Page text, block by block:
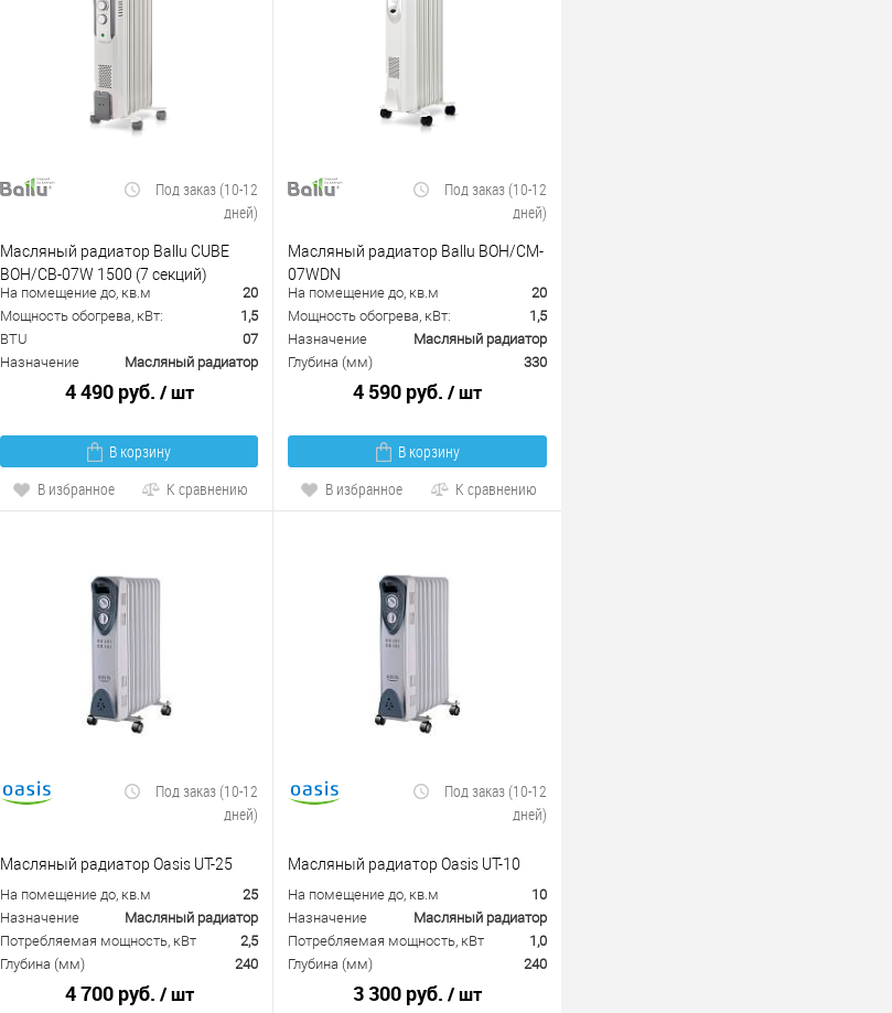
Под заказ (10-12
дней)
Масляный радиатор Ballu CUBE
BOH/CB-07W 1500 (7 секций)
На помещение до, кв.м
20
Мощность обогрева, кВт:
1,5
BTU
07
Назначение
Масляный радиатор
4 490 руб. / шт
В корзину
В избранное
К сравнению
Под заказ (10-12
дней)
Масляный радиатор Ballu BOH/CM-
07WDN
На помещение до, кв.м
20
Мощность обогрева, кВт:
1,5
Назначение
Масляный радиатор
Глубина (мм)
330
4 590 руб. / шт
В корзину
В избранное
К сравнению
Под заказ (10-12
дней)
Масляный радиатор Oasis UT-25
На помещение до, кв.м
25
Назначение
Масляный радиатор
Потребляемая мощность, кВт
2,5
Глубина (мм)
240
4 700 руб. / шт
Под заказ (10-12
дней)
Масляный радиатор Oasis UT-10
На помещение до, кв.м
10
Назначение
Масляный радиатор
Потребляемая мощность, кВт
1,0
Глубина (мм)
240
3 300 руб. / шт